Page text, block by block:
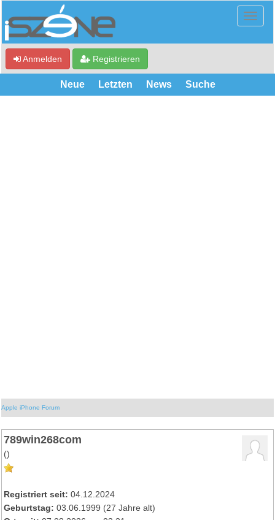
Anmelden Registrieren
Neue Letzten News Suche
Apple iPhone Forum
789win268com
()
Registriert seit: 04.12.2024
Geburtstag: 03.06.1999 (27 Jahre alt)